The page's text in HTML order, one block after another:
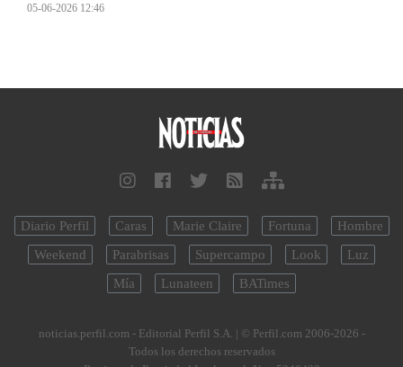
05-06-2026 12:46
Diario Perfil Caras Marie Claire Fortuna
Hombre
Weekend
Parabrisas Supercampo Look
Luz
Mía
Lunateen BATimes
noticias.perfil.com - Editorial Perfil S.A. | © Perfil.com 2006-2026 -
Todos los derechos reservados